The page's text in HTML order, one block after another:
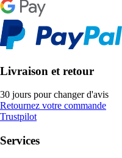
Livraison et retour
30 jours pour changer d'avis
Retournez votre commande
Trustpilot
Services